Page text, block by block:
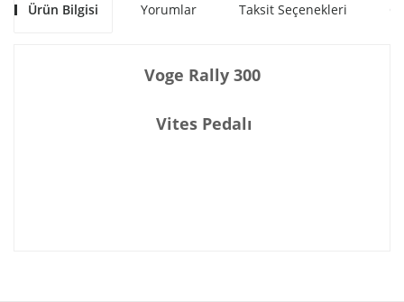
Ürün Bilgisi Yorumlar Taksit Seçenekleri
Voge Rally 300
Vites Pedalı